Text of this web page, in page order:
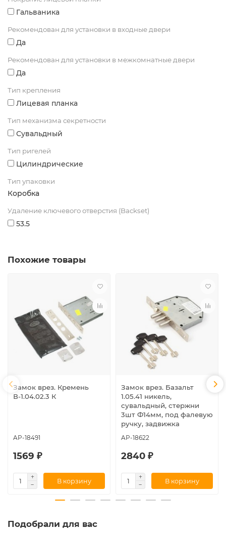
Гальваника
Рекомендован для установки в входные двери
Да
Рекомендован для установки в межкомнатные двери
Да
Тип крепления
Лицевая планка
Тип механизма секретности
Сувальдный
Тип ригелей
Цилиндрические
Тип упаковки
Коробка
Удаление ключевого отверстия (Backset)
53.5
Похожие товары
Замок врез. Кремень
В-1.04.02.3 К
AP-18491
1569 ₽
В корзину
Замок врез. Базальт
1.05.41 никель,
сувальдный, стержни
3шт Ф14мм, под фалевую
ручку, задвижка
AP-18622
2840 ₽
В корзину
Подобрали для вас